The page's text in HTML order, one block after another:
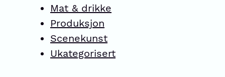
Mat & drikke
Produksjon
Scenekunst
Ukategorisert